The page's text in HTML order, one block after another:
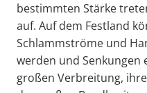
bestimmten Stärke
auf. Auf dem Festland
Schlammströme und
werden und Senkungen
großen Verbreitung,